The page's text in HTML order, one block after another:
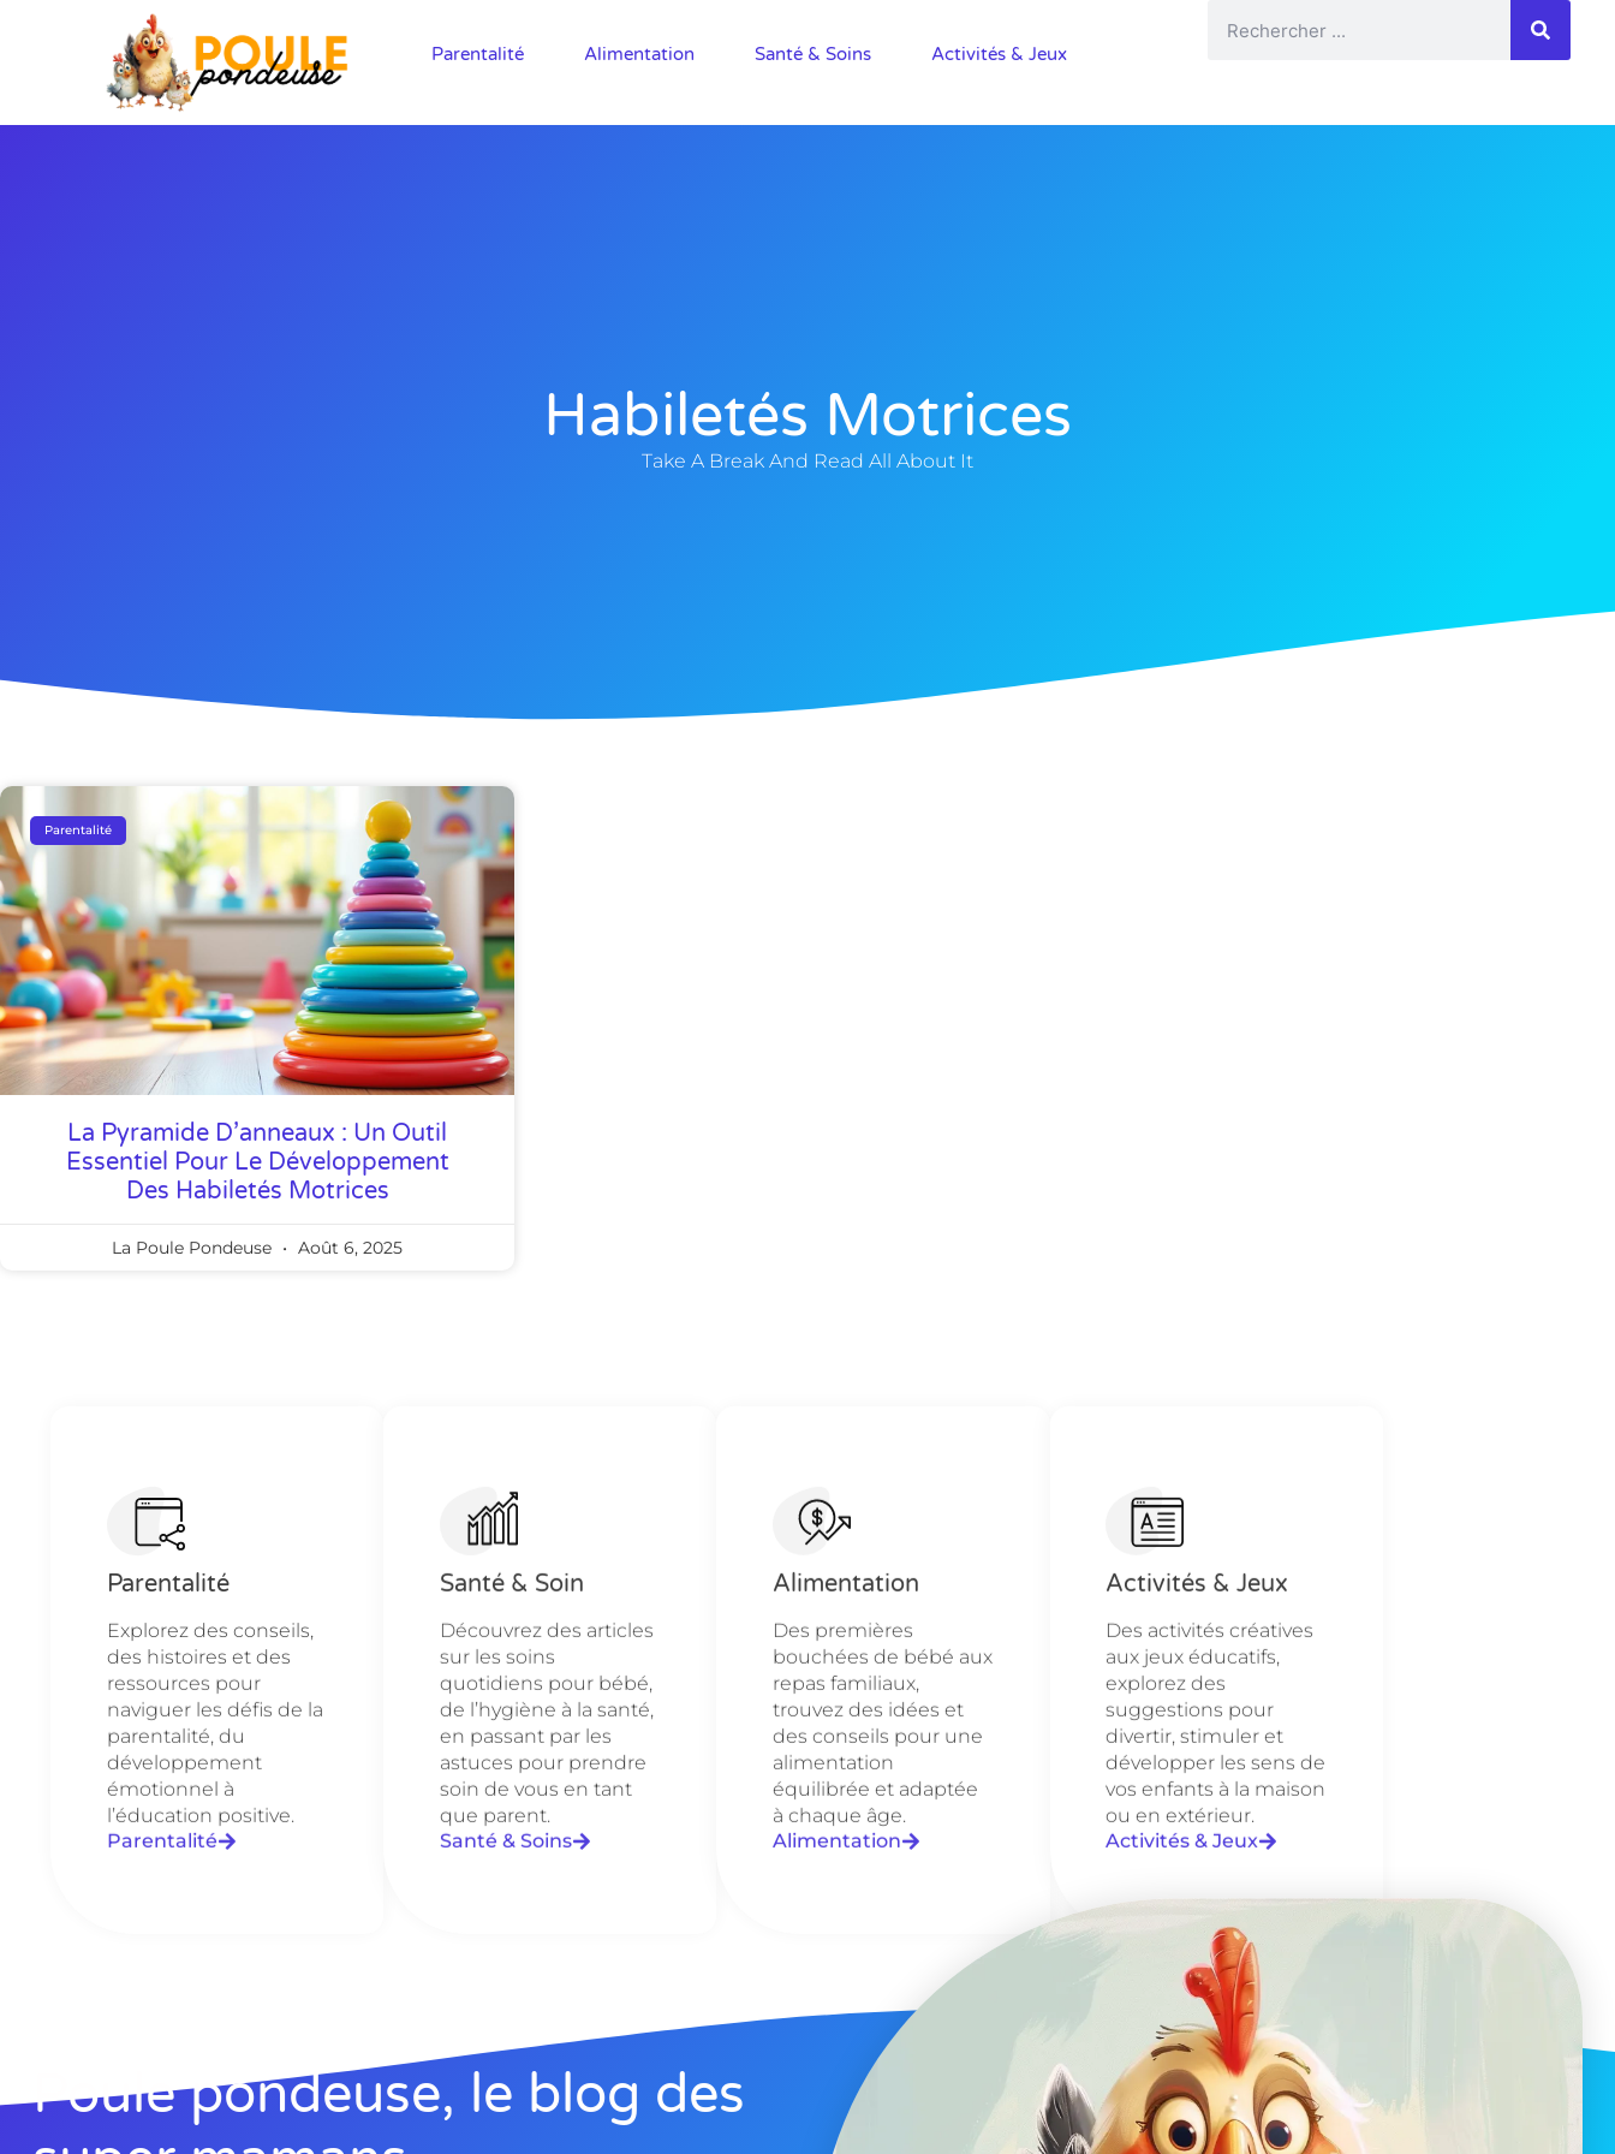
Parentalité Alimentation Santé & Soins Activités & Jeux
Habiletés Motrices
Take A Break And Read All About It
Parentalité
La Pyramide D’anneaux : Un Outil
Essentiel Pour Le Développement
Des Habiletés Motrices
La Poule Pondeuse Août 6, 2025
Parentalité
Explorez des conseils,
des histoires et des
ressources pour
naviguer les défis de la
parentalité, du
développement
émotionnel à
l’éducation positive.
Parentalité
Santé & Soin
Découvrez des articles
sur les soins
quotidiens pour bébé,
de l’hygiène à la santé,
en passant par les
astuces pour prendre
soin de vous en tant
que parent.
Santé & Soins
Alimentation
Des premières
bouchées de bébé aux
repas familiaux,
trouvez des idées et
des conseils pour une
alimentation
équilibrée et adaptée
à chaque âge.
Alimentation
Activités & Jeux
Des activités créatives
aux jeux éducatifs,
explorez des
suggestions pour
divertir, stimuler et
développer les sens de
vos enfants à la maison
ou en extérieur.
Activités & Jeux
Poule pondeuse, le blog des